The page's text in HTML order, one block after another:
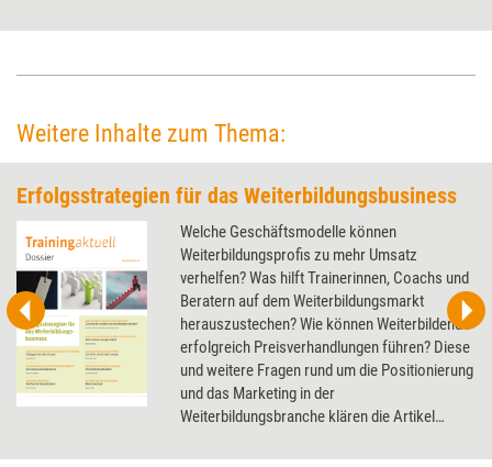
Weitere Inhalte zum Thema:
Erfolgsstrategien für das Weiterbildungsbusiness
Welche Geschäftsmodelle können
Weiterbildungsprofis zu mehr Umsatz
verhelfen? Was hilft Trainerinnen, Coachs und
Beratern auf dem Weiterbildungsmarkt
herauszustechen? Wie können Weiterbildende
erfolgreich Preisverhandlungen führen? Diese
und weitere Fragen rund um die Positionierung
und das Marketing in der
Weiterbildungsbranche klären die Artikel